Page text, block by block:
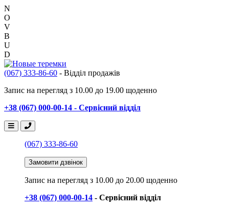
N
O
V
B
U
D
(067) 333-86-60 - Відділ продажів
Запис на перегляд з 10.00 до 19.00 щоденно
+38 (067) 000-00-14 - Сервісний відділ
(067) 333-86-60
Замовити дзвінок
Запис на перегляд з 10.00 до 20.00 щоденно
+38 (067) 000-00-14 - Сервісний відділ